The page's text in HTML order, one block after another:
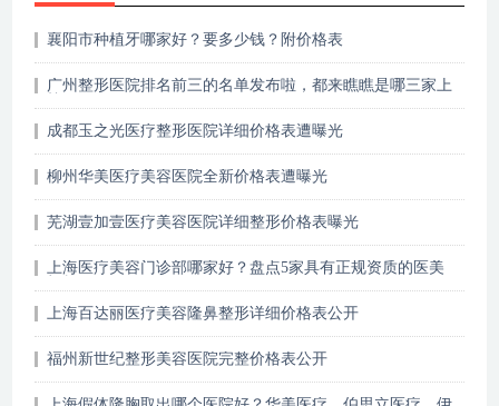
襄阳市种植牙哪家好？要多少钱？附价格表
广州整形医院排名前三的名单发布啦，都来瞧瞧是哪三家上
成都玉之光医疗整形医院详细价格表遭曝光
柳州华美医疗美容医院全新价格表遭曝光
芜湖壹加壹医疗美容医院详细整形价格表曝光
上海医疗美容门诊部哪家好？盘点5家具有正规资质的医美
上海百达丽医疗美容隆鼻整形详细价格表公开
福州新世纪整形美容医院完整价格表公开